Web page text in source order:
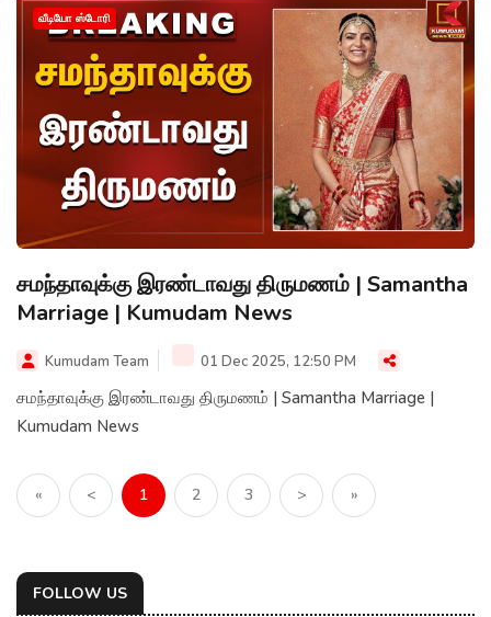
வீடியோ ஸ்டோரி
சமந்தாவுக்கு இரண்டாவது திருமணம் | Samantha
Marriage | Kumudam News
Kumudam Team 01 Dec 2025, 12:50 PM
சமந்தாவுக்கு இரண்டாவது திருமணம் | Samantha Marriage |
Kumudam News
« < 1 2 3 > »
FOLLOW US